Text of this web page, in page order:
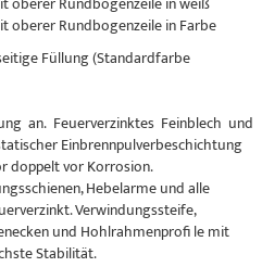
oberer Rundbogenzeile in Farbe
Füllung (Standardfarbe
an. Feuerverzinktes Feinblech und
Einbrennpulverbeschichtung
doppelt vor Korrosion.
Hebelarme und alle
Verwindungssteife,
und Hohlrahmenprofi le mit
Stabilität.